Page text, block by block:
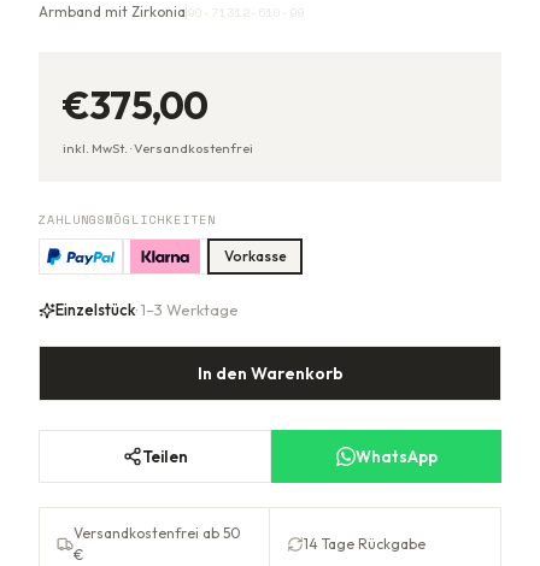
Armband mit Zirkonia 90-71312-610-99
€375,00
inkl. MwSt. ·Versandkostenfrei
ZAHLUNGSMÖGLICHKEITEN
Vorkasse
Einzelstück· 1–3 Werktage
In den Warenkorb
Teilen WhatsApp
Versandkostenfrei ab 50
€
14 Tage Rückgabe